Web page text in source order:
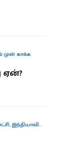
முன் காக்க
ஏன்?
, இந்தியாவின் குரல்கள்